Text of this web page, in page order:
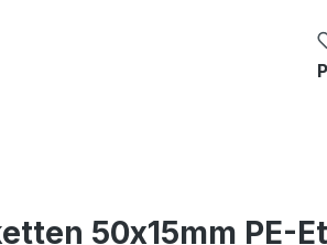
50x15mm PE-